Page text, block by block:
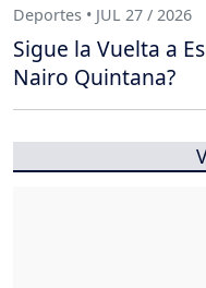
Deportes • JUL 27 / 2026
Sigue la Vuelta a
Nairo Quintana?